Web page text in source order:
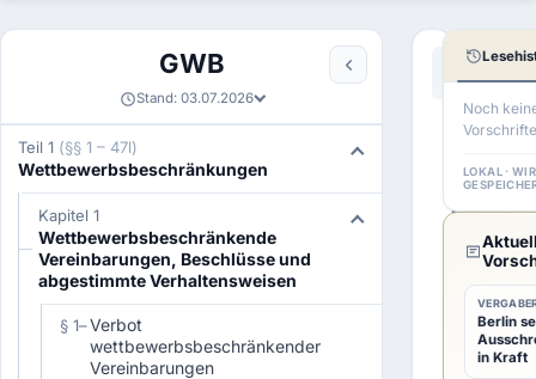
GWB
Stand: 03.07.2026
Teil 1 (§§ 1 – 47l)
Wettbewerbsbeschränkungen
Kapitel 1
Wettbewerbsbeschränkende
Vereinbarungen, Beschlüsse und
abgestimmte Verhaltensweisen
§ 1–Verbot
wettbewerbsbeschränkender
Vereinbarungen
Aa
2
GWB
Noch
LOKAL ·
Berlin
in Kraft